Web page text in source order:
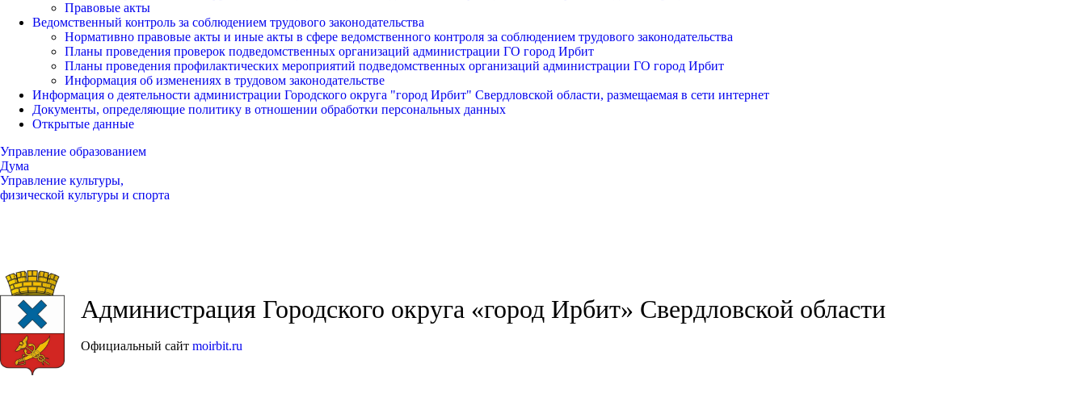
Правовые акты
Ведомственный контроль за соблюдением трудового законодательства
Нормативно правовые акты и иные акты в сфере ведомственного контроля за соблюдением трудового законодательства
Планы проведения проверок подведомственных организаций администрации ГО город Ирбит
Планы проведения профилактических мероприятий подведомственных организаций администрации ГО город Ирбит
Информация об изменениях в трудовом законодательстве
Информация о деятельности администрации Городского округа "город Ирбит" Свердловской области, размещаемая в сети интернет
Документы, определяющие политику в отношении обработки персональных данных
Открытые данные
Управление образованием
Дума
Управление культуры,
физической культуры и спорта
Администрация Городского округа «город Ирбит» Свердловской области
Официальный сайт moirbit.ru